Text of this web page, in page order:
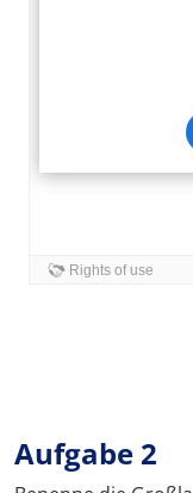
Aufgabe 2